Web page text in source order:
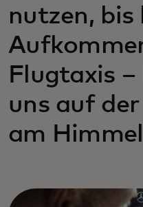
nutzen, bis
Flugtaxis
uns auf
am